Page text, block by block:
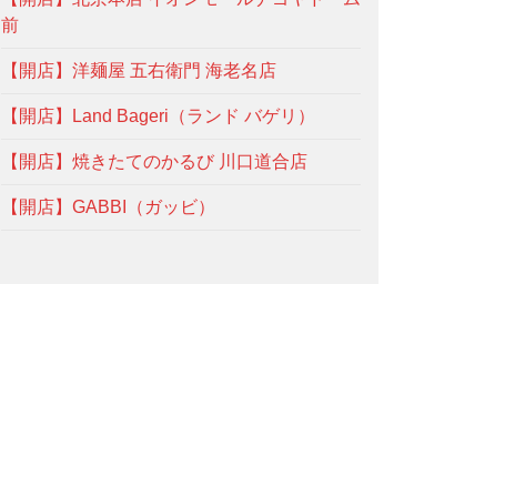
前
【開店】洋麺屋 五右衛門 海老名店
【開店】Land Bageri（ランド バゲリ）
【開店】焼きたてのかるび 川口道合店
【開店】GABBI（ガッビ）